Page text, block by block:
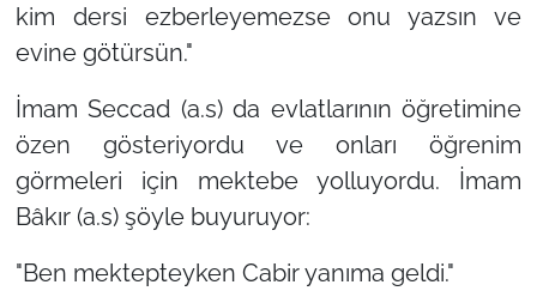
kim dersi ezberleyemezse onu yazsın ve
evine götürsün."
İmam Seccad (a.s) da evlatlarının öğretimine
özen gösteriyordu ve onları öğrenim
görmeleri için mektebe yolluyordu. İmam
Bâkır (a.s) şöyle buyuruyor:
"Ben mektepteyken Cabir yanıma geldi."